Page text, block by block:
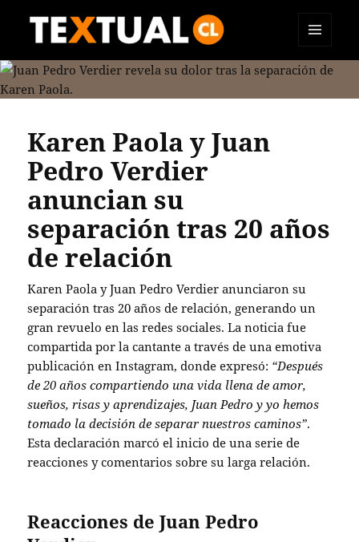
TEXTUAL
Y
Karen Paola y Juan
Pedro Verdier
anuncian su
separación tras 20 años
de relación
Karen Paola y Juan Pedro Verdier anunciaron su
separación tras 20 años de relación, generando un
gran revuelo en las redes sociales.La noticia fue
compartida por la cantante a través de una emotiva
publicación en Instagram, donde expresó: “Después
de 20 años compartiendo una vida llena de amor,
sueños, risas y aprendizajes, Juan Pedro y yo hemos
tomado la decisión de separar nuestros caminos”.
Esta declaración marcó el inicio de una serie de
reacciones y comentarios sobre su larga relación.
Reacciones de Juan Pedro